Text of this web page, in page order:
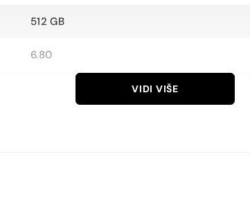
512 GB
6.80
VIDI VIŠE